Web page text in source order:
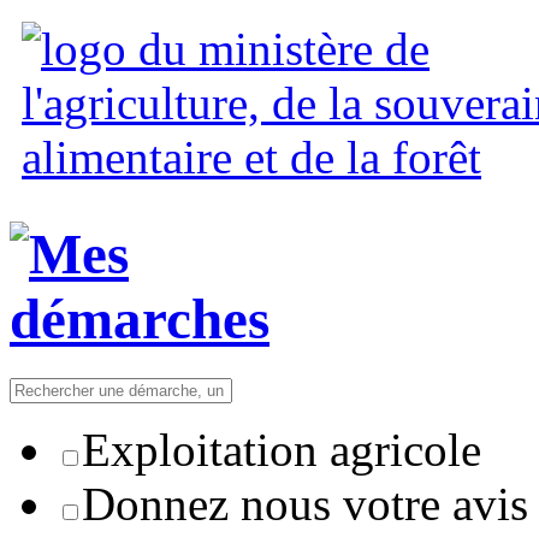
Exploitation agricole
Donnez nous votre avis